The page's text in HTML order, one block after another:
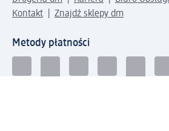
Kontakt
Znajdź sklepy dm
Metody płatności